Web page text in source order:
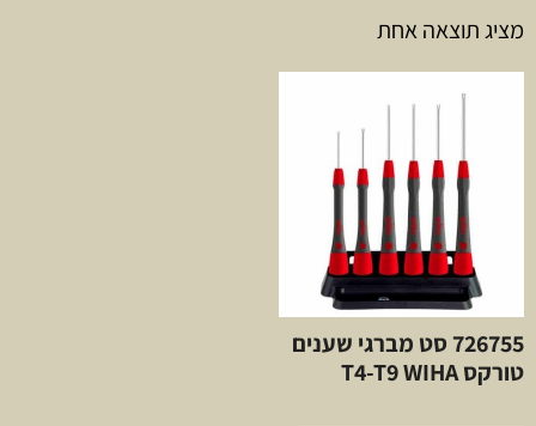
מציג תוצאה אחת
726755 סט מברגי שענים
טורקס T4-T9 WIHA